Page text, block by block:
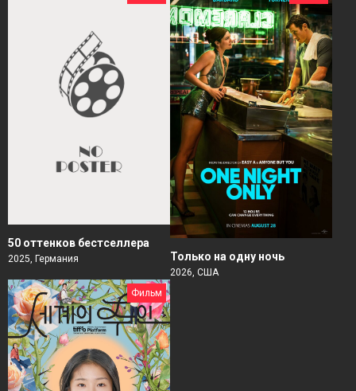
50 оттенков бестселлера
2025, Германия Только на одну ночь
2026, США
Фильм